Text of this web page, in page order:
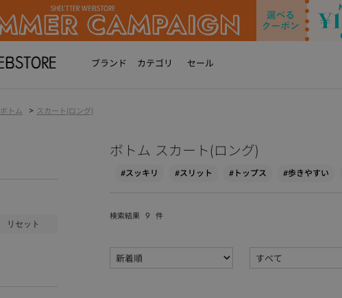
ブランド カテゴリ セール
ボトム > スカート(ロング)
リセット
ボトム スカート(ロング)
#スッキリ #スリット #トップス #歩きやすい
検索結果 9 件